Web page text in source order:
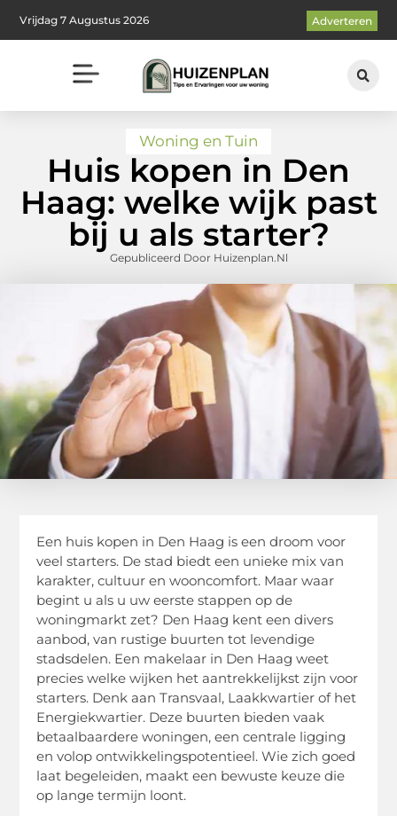
Vrijdag 7 Augustus 2026 Adverteren
Woning en Tuin
Huis kopen in Den
Haag: welke wijk past
bij u als starter?
Gepubliceerd Door Huizenplan.nl
Een huis kopen in Den Haag is een droom voor
veel starters. De stad biedt een unieke mix van
karakter, cultuur en wooncomfort. Maar waar
begint u als u uw eerste stappen op de
woningmarkt zet? Den Haag kent een divers
aanbod, van rustige buurten tot levendige
stadsdelen. Een makelaar in Den Haag weet
precies welke wijken het aantrekkelijkst zijn voor
starters. Denk aan Transvaal, Laakkwartier of het
Energiekwartier. Deze buurten bieden vaak
betaalbaardere woningen, een centrale ligging
en volop ontwikkelingspotentieel. Wie zich goed
laat begeleiden, maakt een bewuste keuze die
op lange termijn loont.